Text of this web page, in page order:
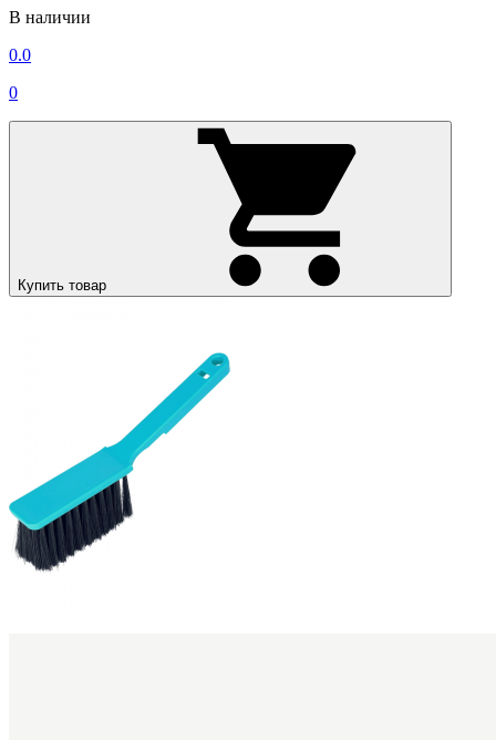
В наличии
0.0
0
Купить товар